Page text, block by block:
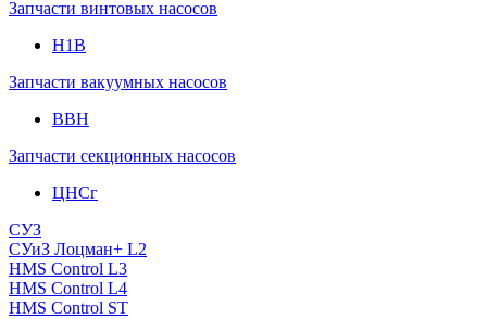
Запчасти винтовых насосов
Н1В
Запчасти вакуумных насосов
ВВН
Запчасти секционных насосов
ЦНСг
СУЗ
СУиЗ Лоцман+ L2
HMS Control L3
HMS Control L4
HMS Control ST